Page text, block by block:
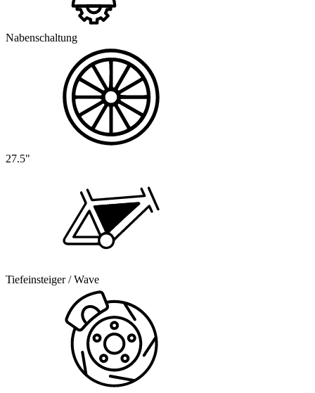
Nabenschaltung
27.5"
Tiefeinsteiger / Wave